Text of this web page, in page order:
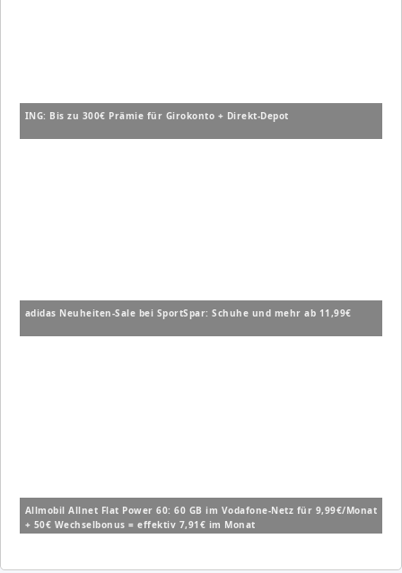
ING: Bis zu 300€ Prämie für Girokonto + Direkt-Depot
adidas Neuheiten-Sale bei SportSpar: Schuhe und mehr ab 11,99€
Allmobil Allnet Flat Power 60: 60 GB im Vodafone-Netz für 9,99€/Monat
+ 50€ Wechselbonus = effektiv 7,91€ im Monat